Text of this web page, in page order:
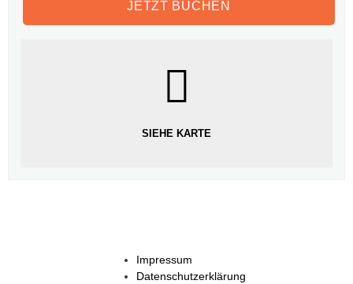
SIEHE KARTE
Impressum
Datenschutzerklärung